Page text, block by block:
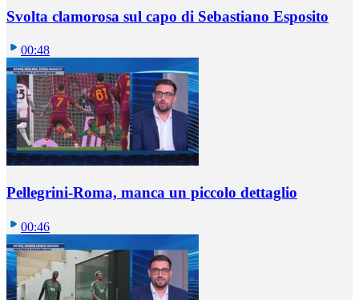
Svolta clamorosa sul capo di Sebastiano Esposito
00:48
Pellegrini-Roma, manca un piccolo dettaglio
00:46